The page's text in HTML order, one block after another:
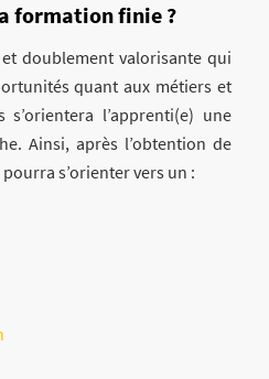
formation finie ?
doublement valorisante qui
quant aux métiers et
l’apprenti(e) une
Ainsi, après l’obtention de
s’orienter vers un :